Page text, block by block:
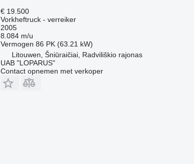
€ 19.500
Vorkheftruck - verreiker
2005
8.084 m/u
Vermogen 86 PK (63.21 kW)
Litouwen, Šniūraičiai, Radviliškio rajonas
UAB "LOPARUS"
Contact opnemen met verkoper